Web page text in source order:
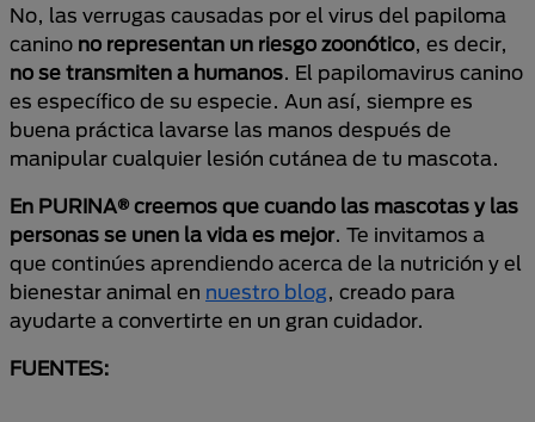
No, las verrugas causadas por el virus del papiloma
canino no representan un riesgo zoonótico, es decir,
no se transmiten a humanos. El papilomavirus canino
es específico de su especie. Aun así, siempre es
buena práctica lavarse las manos después de
manipular cualquier lesión cutánea de tu mascota.
En PURINA® creemos que cuando las mascotas y las
personas se unen la vida es mejor. Te invitamos a
que continúes aprendiendo acerca de la nutrición y el
bienestar animal en nuestro blog, creado para
ayudarte a convertirte en un gran cuidador.
FUENTES: